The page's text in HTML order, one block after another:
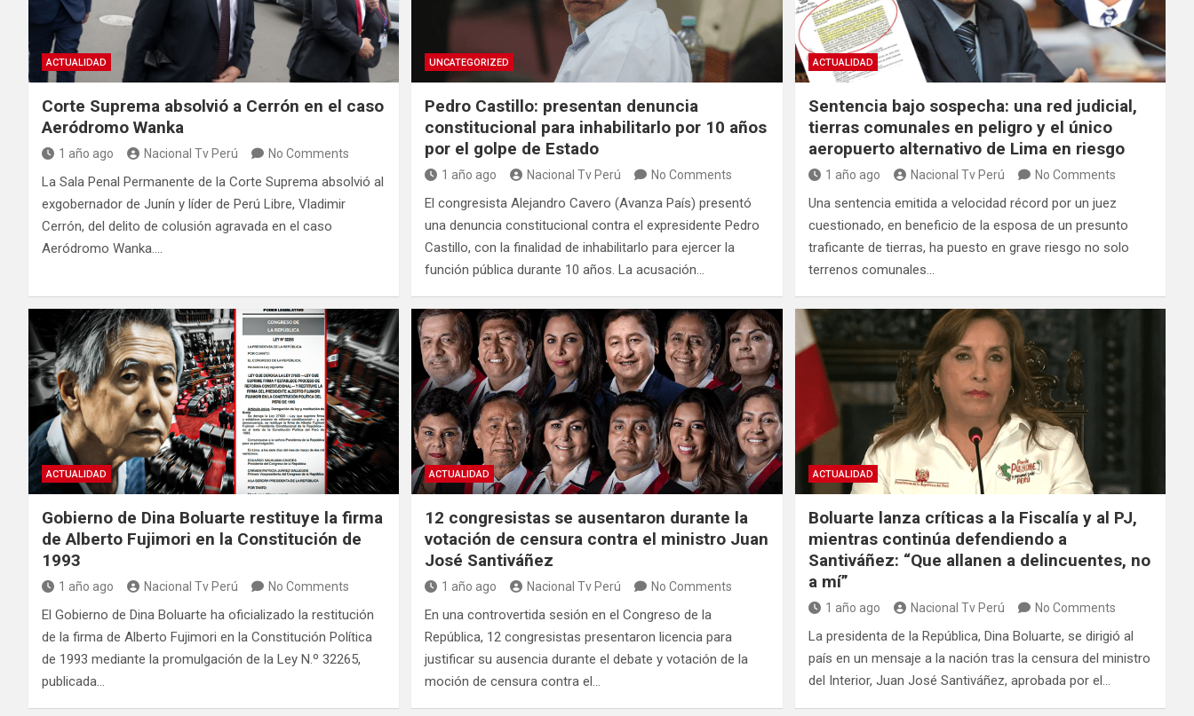
ACTUALIDAD
Corte Suprema absolvió a Cerrón en el caso
Aeródromo Wanka
1 año ago Nacional Tv Perú No Comments
La Sala Penal Permanente de la Corte Suprema absolvió al
exgobernador de Junín y líder de Perú Libre, Vladimir
Cerrón, del delito de colusión agravada en el caso
Aeródromo Wanka.…
UNCATEGORIZED
Pedro Castillo: presentan denuncia
constitucional para inhabilitarlo por 10 años
por el golpe de Estado
1 año ago Nacional Tv Perú No Comments
El congresista Alejandro Cavero (Avanza País) presentó
una denuncia constitucional contra el expresidente Pedro
Castillo, con la finalidad de inhabilitarlo para ejercer la
función pública durante 10 años. La acusación…
ACTUALIDAD
Sentencia bajo sospecha: una red judicial,
tierras comunales en peligro y el único
aeropuerto alternativo de Lima en riesgo
1 año ago Nacional Tv Perú No Comments
Una sentencia emitida a velocidad récord por un juez
cuestionado, en beneficio de la esposa de un presunto
traficante de tierras, ha puesto en grave riesgo no solo
terrenos comunales…
ACTUALIDAD
Gobierno de Dina Boluarte restituye la firma
de Alberto Fujimori en la Constitución de
1993
1 año ago Nacional Tv Perú No Comments
El Gobierno de Dina Boluarte ha oficializado la restitución
de la firma de Alberto Fujimori en la Constitución Política
de 1993 mediante la promulgación de la Ley N.º 32265,
publicada…
ACTUALIDAD
12 congresistas se ausentaron durante la
votación de censura contra el ministro Juan
José Santiváñez
1 año ago Nacional Tv Perú No Comments
En una controvertida sesión en el Congreso de la
República, 12 congresistas presentaron licencia para
justificar su ausencia durante el debate y votación de la
moción de censura contra el…
ACTUALIDAD
Boluarte lanza críticas a la Fiscalía y al PJ,
mientras continúa defendiendo a
Santiváñez: “Que allanen a delincuentes, no
a mí”
1 año ago Nacional Tv Perú No Comments
La presidenta de la República, Dina Boluarte, se dirigió al
país en un mensaje a la nación tras la censura del ministro
del Interior, Juan José Santiváñez, aprobada por el…